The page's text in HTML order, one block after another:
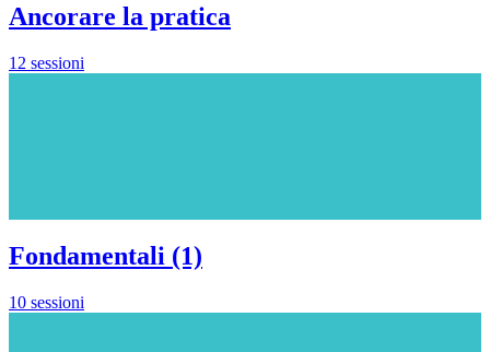
Ancorare la pratica
12 sessioni
Fondamentali (1)
10 sessioni